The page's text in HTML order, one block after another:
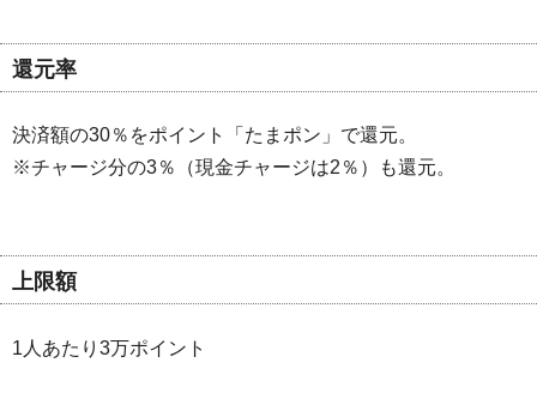
還元率
決済額の30％をポイント「たまポン」で還元。
※チャージ分の3％（現金チャージは2％）も還元。
上限額
1人あたり3万ポイント